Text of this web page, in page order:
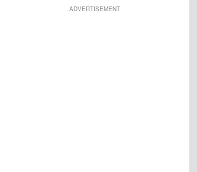
ADVERTISEMENT